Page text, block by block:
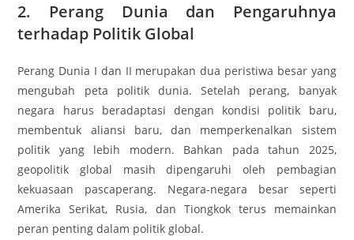
2. Perang Dunia dan Pengaruhnya
terhadap Politik Global
Perang Dunia I dan II merupakan dua peristiwa besar yang
mengubah peta politik dunia. Setelah perang, banyak
negara harus beradaptasi dengan kondisi politik baru,
membentuk aliansi baru, dan memperkenalkan sistem
politik yang lebih modern. Bahkan pada tahun 2025,
geopolitik global masih dipengaruhi oleh pembagian
kekuasaan pascaperang. Negara-negara besar seperti
Amerika Serikat, Rusia, dan Tiongkok terus memainkan
peran penting dalam politik global.